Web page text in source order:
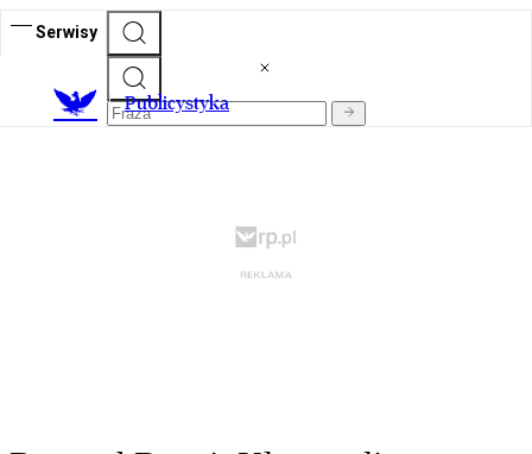
Serwisy
Publicystyka